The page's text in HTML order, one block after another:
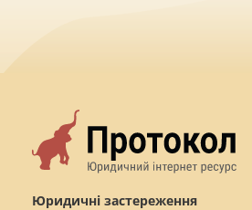
Юридичні застереження